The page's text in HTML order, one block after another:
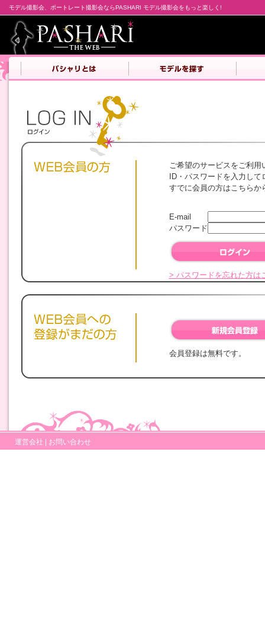
モデル撮影会、ポートレート撮影会ならPASHARI モデル撮影会をもっと楽しく!
ご希望のサービスをご利
ID・パスワードを入力し
すでに会員の方はこちらか
E-mail
パスワード
> パスワードを忘れた方は
会員登録は無料です。
運営会社 | お問い合わせ